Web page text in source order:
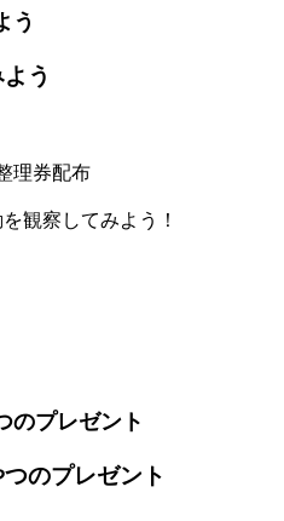
う
う
理券配布
観察してみよう！
のプレゼント
のプレゼント